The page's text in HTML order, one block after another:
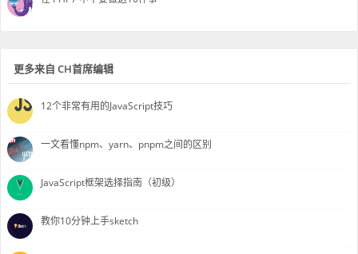
更多来自 CH首席编辑
12个非常有用的JavaScript技巧
一文看懂npm、yarn、pnpm之间的区别
JavaScript框架选择指南（初级）
教你10分钟上手sketch